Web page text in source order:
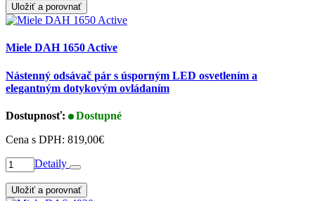
Uložiť a porovnať
Miele DAH 1650 Active
Nástenný odsávač pár s úsporným LED osvetlením a
elegantným dotykovým ovládaním
Dostupnosť:
Dostupné
Cena s DPH: 819,00€
Detaily
Uložiť a porovnať